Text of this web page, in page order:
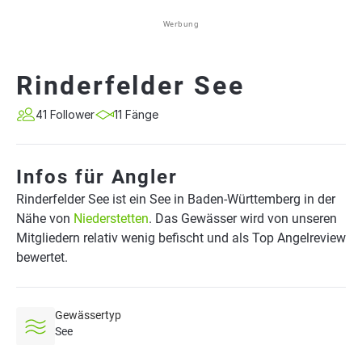
Werbung
Rinderfelder See
41 Follower 11 Fänge
Infos für Angler
Rinderfelder See ist ein See in Baden-Württemberg in der
Nähe von Niederstetten. Das Gewässer wird von unseren
Mitgliedern relativ wenig befischt und als Top Angelreview
bewertet.
Gewässertyp
See